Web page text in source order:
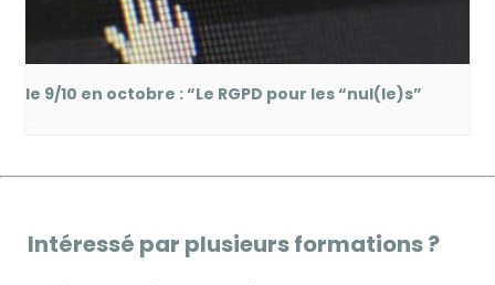
le 9/10 en octobre : “Le RGPD pour les “nul(le)s”
Intéressé par plusieurs formations ?